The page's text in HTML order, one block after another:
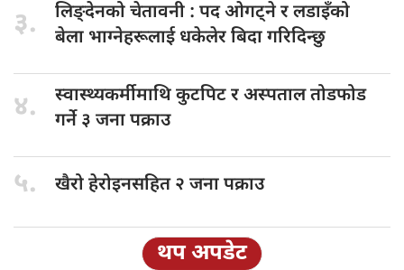
३. लिङ्देनको चेतावनी : पद ओगट्ने र लडाइँको
बेला भाग्नेहरूलाई धकेलेर बिदा गरिदिन्छु
४. स्वास्थ्यकर्मीमाथि कुटपिटर अस्पताल तोडफोड
गर्ने ३ जना पक्राउ
५. खैरो हेरोइनसहित२ जना पक्राउ
थप अपडेट